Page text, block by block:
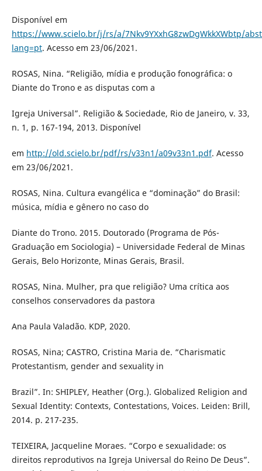
Disponível em
https://www.scielo.br/j/rs/a/7Nkv9YXxhG8zwDgWkkXWbtp/
lang=pt. Acesso em 23/06/2021.
ROSAS, Nina. “Religião, mídia e produção fonográfica: o
Diante do Trono e as disputas com a
Igreja Universal”. Religião & Sociedade, Rio de Janeiro, v. 33,
n. 1, p. 167-194, 2013. Disponível
em http://old.scielo.br/pdf/rs/v33n1/a09v33n1.pdf. Acesso
em 23/06/2021.
ROSAS, Nina. Cultura evangélica e “dominação” do Brasil:
música, mídia e gênero no caso do
Diante do Trono. 2015. Doutorado (Programa de Pós-
Graduação em Sociologia) – Universidade Federal de Minas
Gerais, Belo Horizonte, Minas Gerais, Brasil.
ROSAS, Nina. Mulher, pra que religião? Uma crítica aos
conselhos conservadores da pastora
Ana Paula Valadão. KDP, 2020.
ROSAS, Nina; CASTRO, Cristina Maria de. “Charismatic
Protestantism, gender and sexuality in
Brazil”. In: SHIPLEY, Heather (Org.). Globalized Religion and
Sexual Identity: Contexts, Contestations, Voices. Leiden: Brill,
2014. p. 217-235.
TEIXEIRA, Jacqueline Moraes. “Corpo e sexualidade: os
direitos reprodutivos na Igreja Universal do Reino De Deus”.